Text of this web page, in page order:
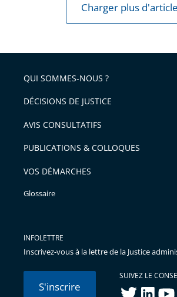
Charger plus
QUI SOMMES-NOUS ?
DÉCISIONS DE JUSTICE
AVIS CONSULTATIFS
PUBLICATIONS & COLLOQUES
VOS DÉMARCHES
Glossaire
INFOLETTRE
Inscrivez-vous à la lettre de la Justice
S'inscrire
SUIVEZ LE
twitterlinkedIn